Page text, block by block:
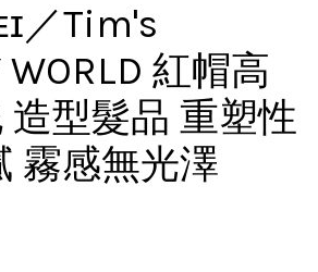
／Tim's
WORLD 紅帽高
造型髮品 重塑性
霧感無光澤